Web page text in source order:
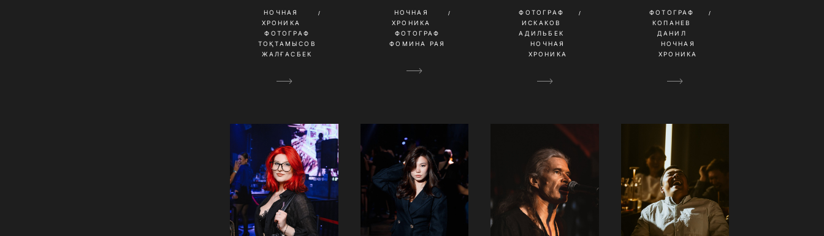
НОЧНАЯ
ХРОНИКА
ФОТОГРАФ
ТОҚТАМЫСОВ
ЖАЛҒАСБЕК
НОЧНАЯ
ХРОНИКА
ФОТОГРАФ
ФОМИНА РАЯ
ФОТОГРАФ
ИСКАКОВ
АДИЛЬБЕК
НОЧНАЯ
ХРОНИКА
ФОТОГРАФ
КОПАНЕВ
ДАНИЛ
НОЧНАЯ
ХРОНИКА